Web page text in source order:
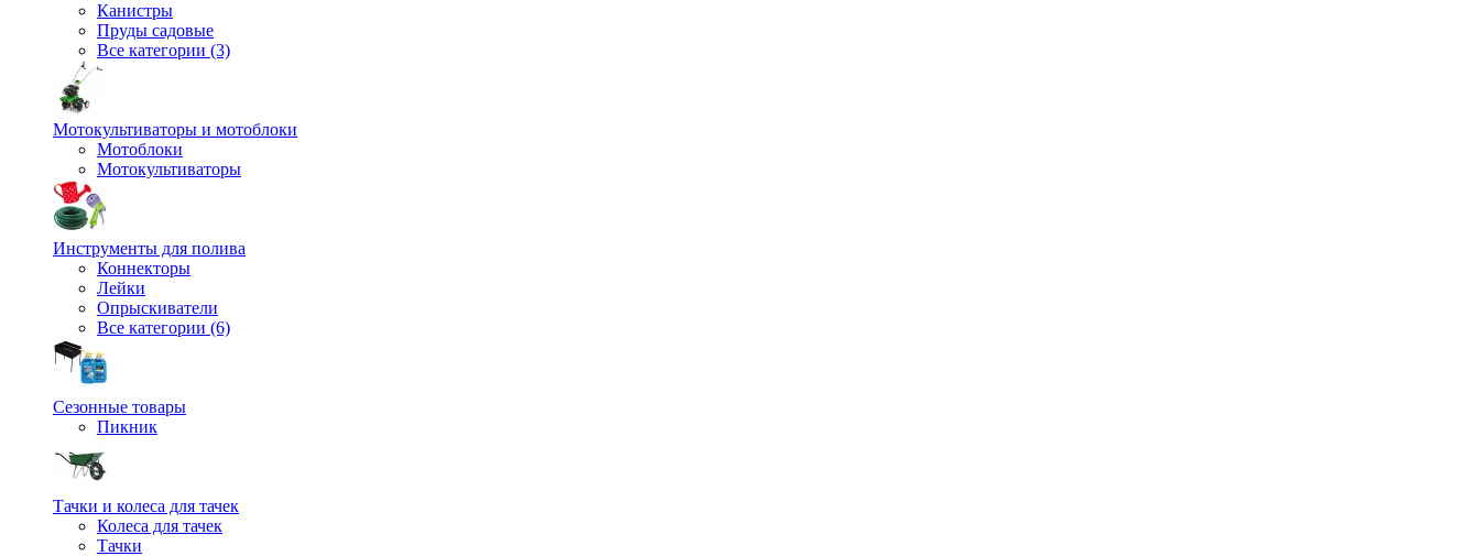
Канистры
Пруды садовые
Все категории (3)
Мотокультиваторы и мотоблоки
Мотоблоки
Мотокультиваторы
Инструменты для полива
Коннекторы
Лейки
Опрыскиватели
Все категории (6)
Сезонные товары
Пикник
Тачки и колеса для тачек
Колеса для тачек
Тачки